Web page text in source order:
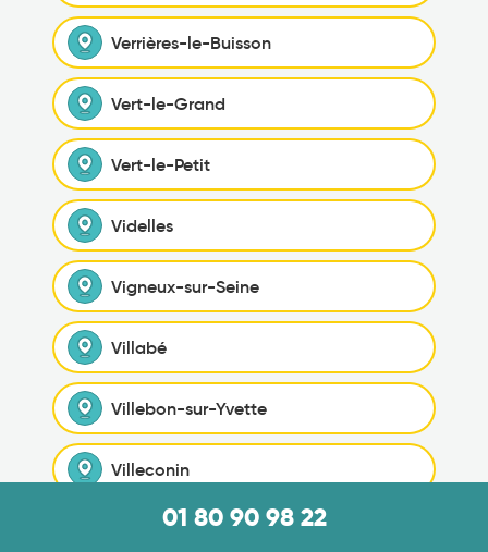
Verrières-le-Buisson
Vert-le-Grand
Vert-le-Petit
Videlles
Vigneux-sur-Seine
Villabé
Villebon-sur-Yvette
Villeconin
Villejust01 80 90 98 22